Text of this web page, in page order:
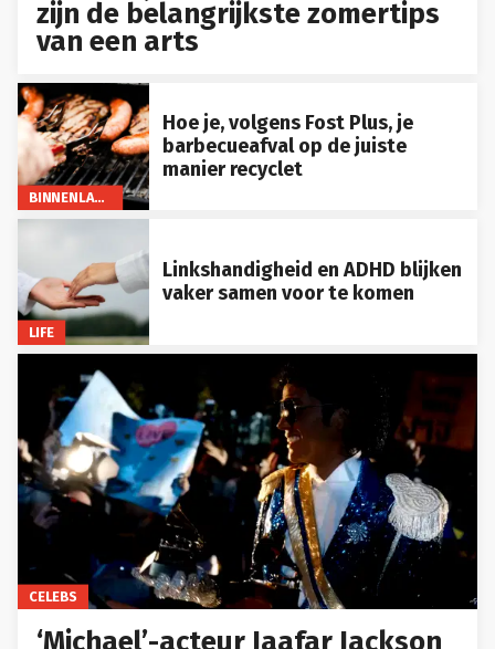
zijn de belangrijkste zomertips
van een arts
BINNENLAND
Hoe je, volgens Fost Plus, je
barbecueafval op de juiste
manier recyclet
LIFE
Linkshandigheid en ADHD blijken
vaker samen voor te komen
CELEBS
‘Michael’-acteur Jaafar Jackson